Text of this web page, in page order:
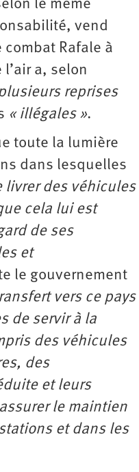
le même
vend
Rafale à
l’air a, selon
reprises
« illégales ».
toute la lumière
dans lesquelles
livrer des véhicules
cela lui est
de ses
et
le gouvernement
vers ce pays
de servir à la
des véhicules
des
et leurs
le maintien
et dans les